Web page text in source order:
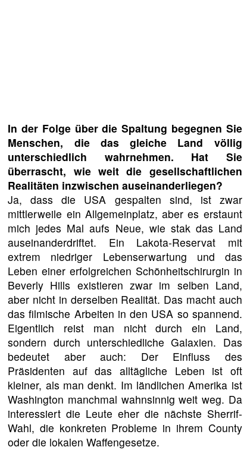
In der Folge über die Spaltung begegnen Sie
Menschen, die das gleiche Land völlig
unterschiedlich wahrnehmen. Hat Sie
überrascht, wie weit die gesellschaftlichen
Realitäten inzwischen auseinanderliegen?
Ja, dass die USA gespalten sind, ist zwar
mittlerweile ein Allgemeinplatz, aber es erstaunt
mich jedes Mal aufs Neue, wie stak das Land
auseinanderdriftet. Ein Lakota-Reservat mit
extrem niedriger Lebenserwartung und das
Leben einer erfolgreichen Schönheitschirurgin in
Beverly Hills existieren zwar im selben Land,
aber nicht in derselben Realität. Das macht auch
das filmische Arbeiten in den USA so spannend.
Eigentlich reist man nicht durch ein Land,
sondern durch unterschiedliche Galaxien. Das
bedeutet aber auch: Der Einfluss des
Präsidenten auf das alltägliche Leben ist oft
kleiner, als man denkt. Im ländlichen Amerika ist
Washington manchmal wahnsinnig weit weg. Da
interessiert die Leute eher die nächste Sherrif-
Wahl, die konkreten Probleme in ihrem County
oder die lokalen Waffengesetze.